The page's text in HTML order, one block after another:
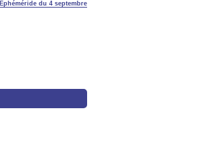
Éphéméride du 4 septembre